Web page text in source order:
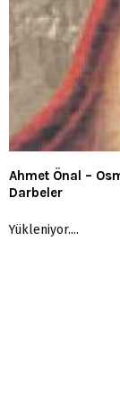
Ahmet Önal –
Darbeler
Yükleniyor....